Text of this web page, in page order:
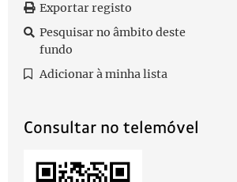
Exportar registo
Pesquisar no âmbito deste
fundo
Adicionar à minha lista
Consultar no telemóvel